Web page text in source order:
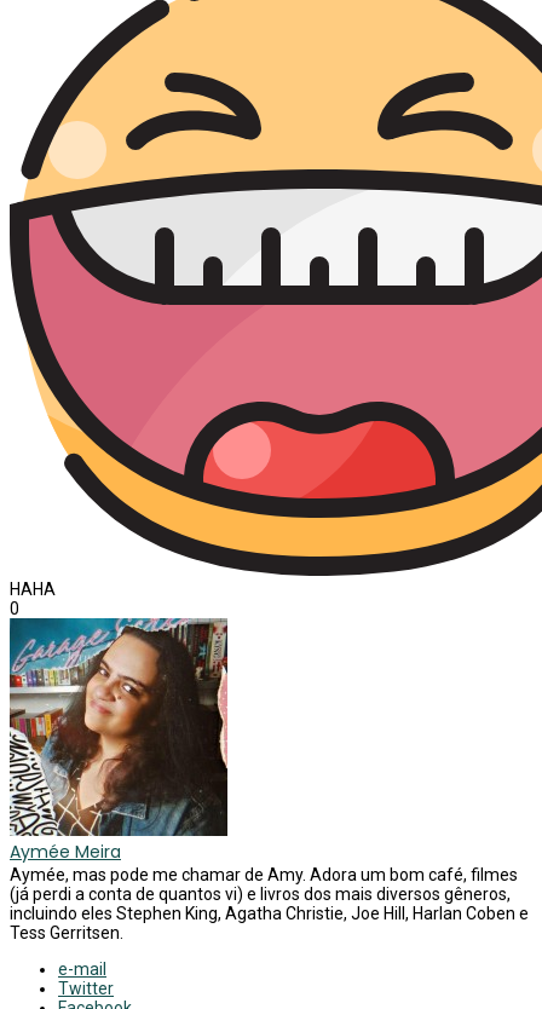
HAHA
0
Aymée Meira
Aymée, mas pode me chamar de Amy. Adora um bom café, filmes
(já perdi a conta de quantos vi) e livros dos mais diversos gêneros,
incluindo eles Stephen King, Agatha Christie, Joe Hill, Harlan Coben e
Tess Gerritsen.
e-mail
Twitter